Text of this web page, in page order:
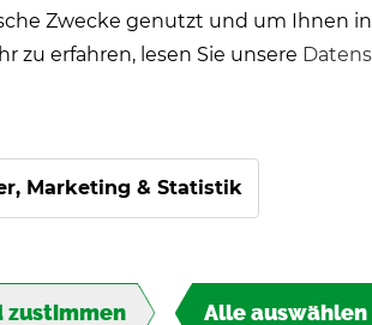
Zwecke genutzt und um Ihnen
zu erfahren, lesen Sie unsere
Marketing & Statistik
zustimmen Alle